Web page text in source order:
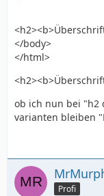
</body>
</html>
ob ich nun bei "h2
varianten bleiben
Profi